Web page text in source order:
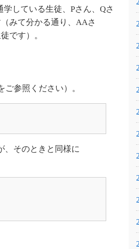
している生徒、Pさん、Qさ
みて分かる通り、AAさ
です）。
ご参照ください）。
、そのときと同様に